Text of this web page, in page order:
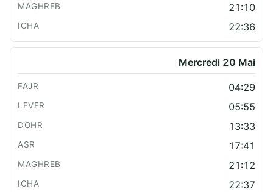
21:10
22:36
Mercredi 20 Mai
04:29
05:55
13:33
17:41
21:12
22:37